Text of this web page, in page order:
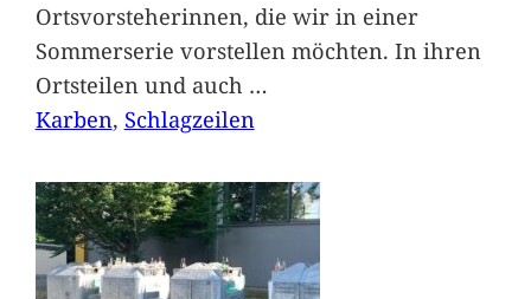
Ortsvorsteherinnen, die wir in einer
Sommerserie vorstellen möchten. In ihren
Ortsteilen und auch …
Karben, Schlagzeilen